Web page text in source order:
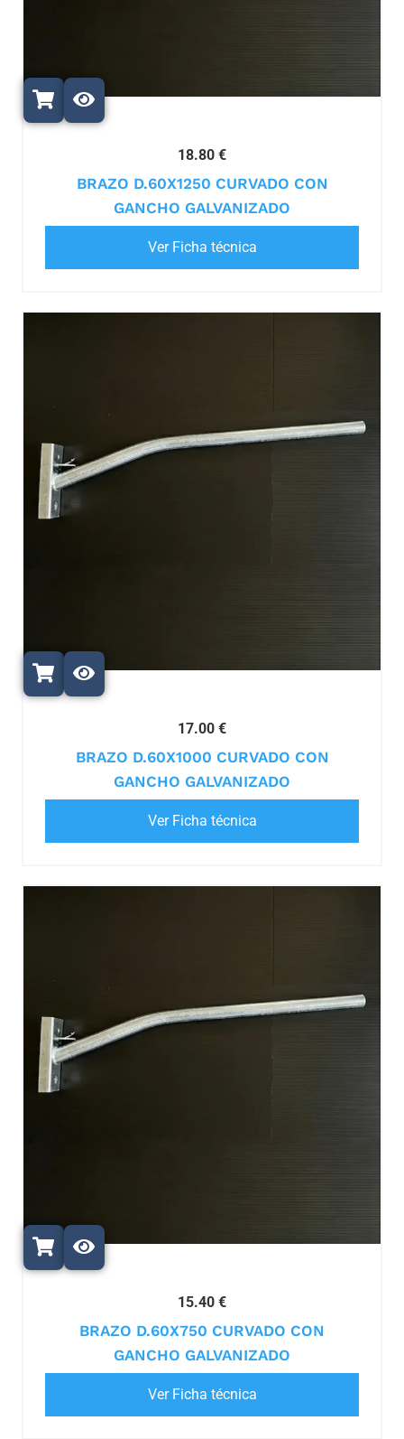
18.80 €
BRAZO D.60X1250 CURVADO CON
GANCHO GALVANIZADO
Ver Ficha técnica
17.00 €
BRAZO D.60X1000 CURVADO CON
GANCHO GALVANIZADO
Ver Ficha técnica
15.40 €
BRAZO D.60X750 CURVADO CON
GANCHO GALVANIZADO
Ver Ficha técnica